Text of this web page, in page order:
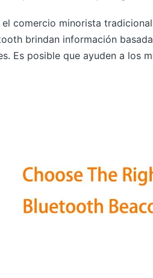
comercio minorista
brindan información
Es posible que ayuden a los